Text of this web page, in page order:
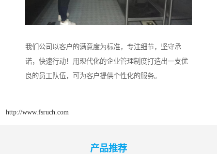
我们公司以客户的满意度为标准，专注细节，坚守承
诺，快速行动！用现代化的企业管理制度打造出一支优
良的员工队伍，可为客户提供个性化的服务。
http://www.fsruch.com
产品推荐